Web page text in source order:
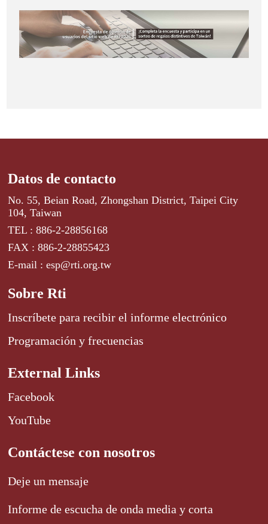
Datos de contacto
No. 55, Beian Road, Zhongshan District, Taipei City
104, Taiwan
TEL : 886-2-28856168
FAX : 886-2-28855423
E-mail : esp@rti.org.tw
Sobre Rti
Inscríbete para recibir el informe electrónico
Programación y frecuencias
External Links
Facebook
YouTube
Contáctese con nosotros
Deje un mensaje
Informe de escucha de onda media y corta